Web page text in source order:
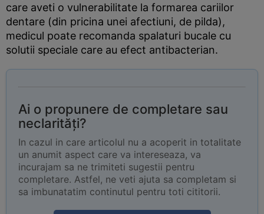
care aveti o vulnerabilitate la formarea cariilor
dentare (din pricina unei afectiuni, de pilda),
medicul poate recomanda spalaturi bucale cu
solutii speciale care au efect antibacterian.
Ai o propunere de completare sau
neclarități?
In cazul in care articolul nu a acoperit in totalitate
un anumit aspect care va intereseaza, va
incurajam sa ne trimiteti sugestii pentru
completare. Astfel, ne veti ajuta sa completam si
sa imbunatatim continutul pentru toti cititorii.